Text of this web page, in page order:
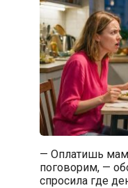
— Оплатишь
поговорим, —
спросила где